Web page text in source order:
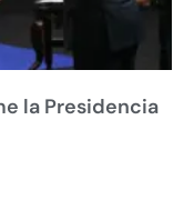
la Presidencia